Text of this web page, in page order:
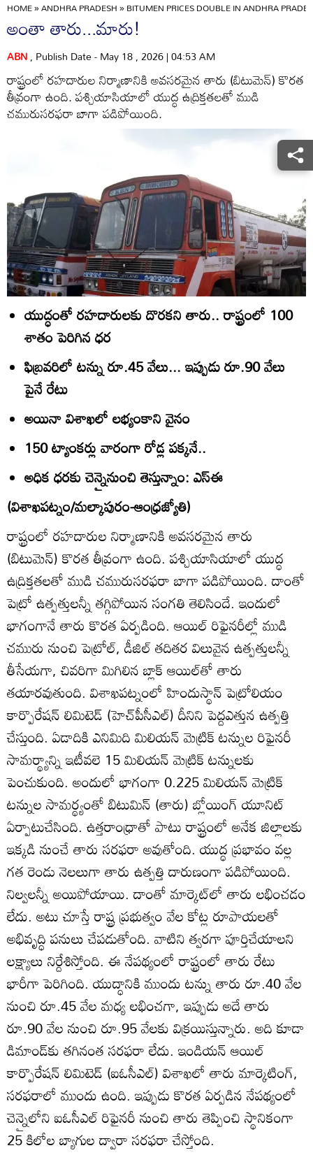
HOME»ANDHRA PRADESH»BITUMEN PRICES DOUBLE IN ANDHRA
అంతా తారు...మారు!
ABN, Publish Date - May 18 , 2026 | 04:53 AM
రాష్ట్రంలో రహదారుల నిర్మాణానికి అవసరమైన తారు (బిటుమెన్‌) కొరత
తీవ్రంగా ఉంది. పశ్చియాసియాలో యుద్ధ ఉద్రిక్తతలతో ముడి
చమురుసరఫరా బాగా పడిపోయింది.
యుద్ధంతో రహదారులకు దొరకని తారు.. రాష్ట్రంలో 100
శాతం పెరిగిన ధర
ఫిబ్రవరిలో టన్ను రూ.45 వేలు... ఇప్పుడు రూ.90 వేలు
పైనే రేటు
అయినా విశాఖలో లభ్యంకాని వైనం
150 ట్యాంకర్లు వారంగా రోడ్ల పక్కనే..
అధిక ధరకు చెన్నైనుంచి తెస్తున్నాం: ఎస్‌ఈ
(విశాఖపట్నం/మల్కాపురం-ఆంధ్రజ్యోతి)
రాష్ట్రంలో రహదారుల నిర్మాణానికి అవసరమైన తారు
(బిటుమెన్‌) కొరత తీవ్రంగా ఉంది. పశ్చియాసియాలో యుద్ధ
ఉద్రిక్తతలతో ముడి చమురుసరఫరా బాగా పడిపోయింది. దాంతో
పెట్రో ఉత్పత్తులన్నీ తగ్గిపోయిన సంగతి తెలిసిందే. ఇందులో
భాగంగానే తారు కొరత ఏర్పడింది. ఆయిల్‌ రిఫైనరీల్లో ముడి
చమురు నుంచి పెట్రోల్‌, డీజిల్‌ తదితర విలువైన ఉత్పత్తులన్నీ
తీసేయగా, చివరిగా మిగిలిన బ్లాక్‌ ఆయిల్‌తో తారు
తయారవుతుంది. విశాఖపట్నంలో హిందుస్థాన్‌ పెట్రోలియం
కార్పొరేషన్‌ లిమిటెడ్‌ (హెచ్‌పీసీఎల్‌) దీనిని పెద్దఎత్తున ఉత్పత్తి
చేస్తుంది. ఏడాదికి ఎనిమిది మిలియన్‌ మెట్రిక్‌ టన్నుల రిఫైనరీ
సామర్థ్యాన్ని ఇటీవలె 15 మిలియన్‌ మెట్రిక్‌ టన్నులకు
పెంచుకుంది. అందులో భాగంగా 0.225 మిలియన్‌ మెట్రిక్‌
టన్నుల సామర్థ్యంతో బిటుమిన్‌ (తారు) బ్లోయింగ్‌ యూనిట్‌
ఏర్పాటుచేసింది. ఉత్తరాంధ్రాతో పాటు రాష్ట్రంలో అనేక జిల్లాలకు
ఇక్కడి నుంచే తారు సరఫరా అవుతోంది. యుద్ధ ప్రభావం వల్ల
గత రెండు నెలలుగా తారు ఉత్పత్తి దారుణంగా పడిపోయింది.
నిల్వలన్నీ అయిపోయాయి. దాంతో మార్కెట్‌లో తారు లభించడం
లేదు. అటు చూస్తే రాష్ట్ర ప్రభుత్వం వేల కోట్ల రూపాయలతో
అభివృద్ధి పనులు చేపడుతోంది. వాటిని త్వరగా పూర్తిచేయాలని
లక్ష్యాలు నిర్దేశిస్తోంది. ఈ నేపథ్యంలో రాష్ట్రంలో తారు రేటు
భారీగా పెరిగింది. యుద్ధానికి ముందు టన్ను తారు రూ.40 వేల
నుంచి రూ.45 వేల మధ్య లభించగా, ఇప్పుడు అదే తారు
రూ.90 వేల నుంచి రూ.95 వేలకు విక్రయిస్తున్నారు. అది కూడా
డిమాండ్‌కు తగినంత సరఫరా లేదు. ఇండియన్‌ ఆయిల్‌
కార్పొరేషన్‌ లిమిటెడ్‌ (ఐఓసీఎల్‌) విశాఖలో తారు మార్కెటింగ్‌,
సరఫరాలో ముందు ఉంది. ఇప్పుడు కొరత ఏర్పడిన నేపథ్యంలో
చెన్నైలోని ఐఓసీఎల్‌ రిఫైనరీ నుంచి తారు తెప్పించి స్థానికంగా
25 కిలోల బ్యాగుల ద్వారా సరఫరా చేస్తోంది.